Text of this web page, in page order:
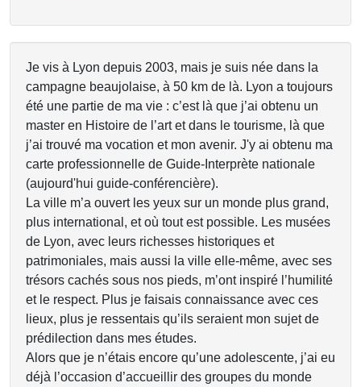
Je vis à Lyon depuis 2003, mais je suis née dans la
campagne beaujolaise, à 50 km de là. Lyon a toujours
été une partie de ma vie : c’est là que j’ai obtenu un
master en Histoire de l’art et dans le tourisme, là que
j’ai trouvé ma vocation et mon avenir. J'y ai obtenu ma
carte professionnelle de Guide-Interprète nationale
(aujourd'hui guide-conférencière).
La ville m’a ouvert les yeux sur un monde plus grand,
plus international, et où tout est possible. Les musées
de Lyon, avec leurs richesses historiques et
patrimoniales, mais aussi la ville elle-même, avec ses
trésors cachés sous nos pieds, m’ont inspiré l’humilité
et le respect. Plus je faisais connaissance avec ces
lieux, plus je ressentais qu’ils seraient mon sujet de
prédilection dans mes études.
Alors que je n’étais encore qu’une adolescente, j’ai eu
déjà l’occasion d’accueillir des groupes du monde